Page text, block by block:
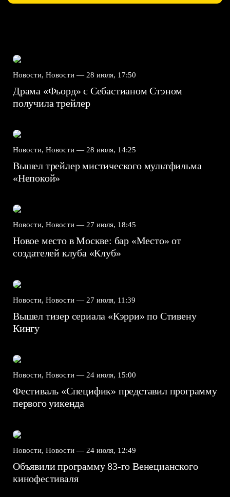
Новости, Новости — 28 июля, 17:50
Драма «Фьорд» с Себастианом Стэном
получила трейлер
Новости, Новости — 28 июля, 14:25
Вышел трейлер мистического мультфильма
«Непокой»
Новости, Новости — 27 июля, 18:45
Новое место в Москве: бар «Место» от
создателей клуба «Клуб»
Новости, Новости — 27 июля, 11:39
Вышел тизер сериала «Кэрри» по Стивену
Кингу
Новости, Новости — 24 июля, 15:00
Фестиваль «Специфик» представил программу
первого уикенда
Новости, Новости — 24 июля, 12:49
Объявили программу 83-го Венецианского
кинофестиваля